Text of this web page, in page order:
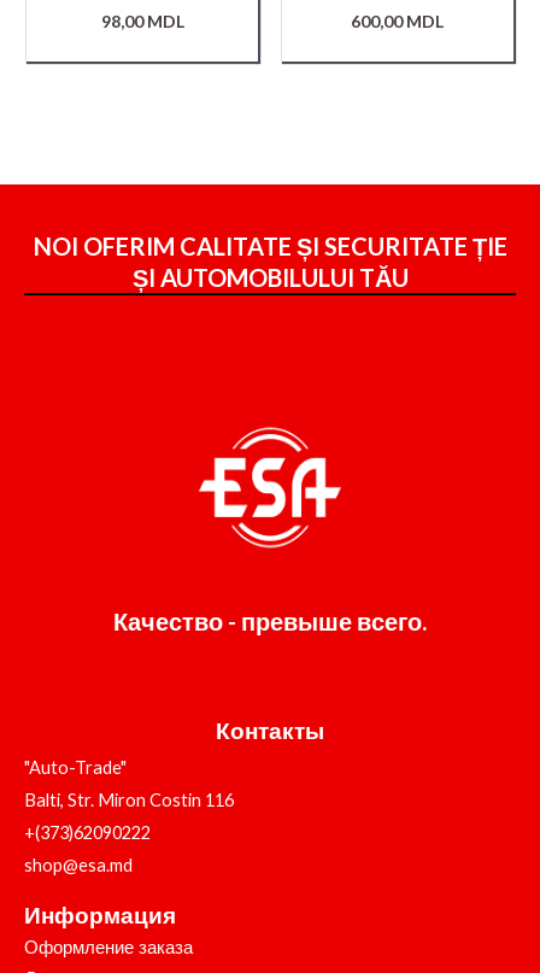
98,00MDL 600,00MDL
NOI OFERIM CALITATE ȘI SECURITATE ȚIE
ȘI AUTOMOBILULUI TĂU
Качество - превыше всего.
Контакты
"Auto-Trade"
Balti, Str. Miron Costin 116
+(373)62090222
shop@esa.md
Информация
Оформление заказа